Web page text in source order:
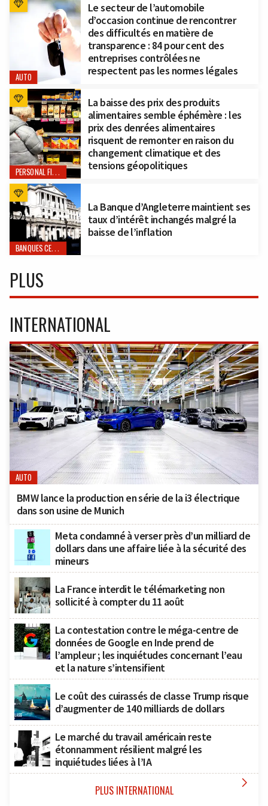
AUTO
Le secteur de l’automobile
d’occasion continue de rencontrer
des difficultés en matière de
transparence : 84 pour cent des
entreprises contrôlées ne
respectent pas les normes légales
PERSONAL FINANCE
La baisse des prix des produits
alimentaires semble éphémère : les
prix des denrées alimentaires
risquent de remonter en raison du
changement climatique et des
tensions géopolitiques
BANQUES CENTRALES
La Banque d’Angleterre maintient ses
taux d’intérêt inchangés malgré la
baisse de l’inflation
PLUS
INTERNATIONAL
AUTO
BMW lance la production en série de la i3 électrique
dans son usine de Munich
Meta condamné à verser près d’un milliard de
dollars dans une affaire liée à la sécurité des
mineurs
La France interdit le télémarketing non
sollicité à compter du 11 août
La contestation contre le méga-centre de
données de Google en Inde prend de
l’ampleur ; les inquiétudes concernant l’eau
et la nature s’intensifient
Le coût des cuirassés de classe Trump risque
d’augmenter de 140 milliards de dollars
Le marché du travail américain reste
étonnamment résilient malgré les
inquiétudes liées à l’IA
PLUS INTERNATIONAL 